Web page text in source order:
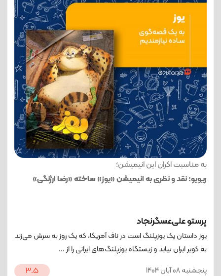
به مناسبت اکران این انیمیشن؛
ریویو: نقد و نظری به انیمیشن «یوز» ساخته «رضا ارژنگی»
پرستو علی‌عسگرنجاد
یوز داستان یک یوزپلنگ است در ناف آمریکا، که یک روز به سرش می‌زند
به کویر ایران بیاید و زیستگاه یوزپلنگ‌های ایرانی را از ...
پنجشنبه 08 آبان 1404
3.5